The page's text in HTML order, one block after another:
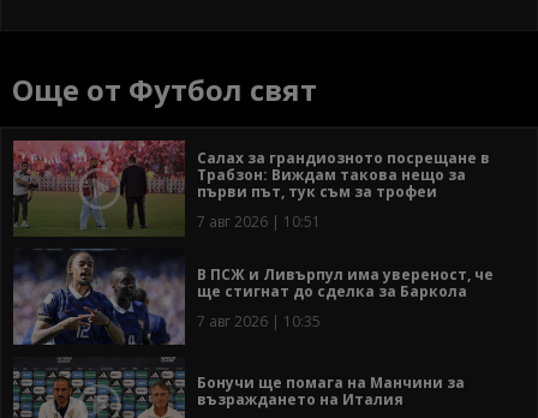
Още от Футбол свят
Салах за грандиозното посрещане в
Трабзон: Виждам такова нещо за
първи път, тук съм за трофеи
7 авг 2026 | 10:51
В ПСЖ и Ливърпул има увереност, че
ще стигнат до сделка за Баркола
7 авг 2026 | 10:35
Бонучи ще помага на Манчини за
възраждането на Италия